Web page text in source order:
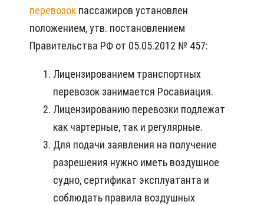
перевозок пассажиров установлен
положением, утв. постановлением
Правительства РФ от 05.05.2012 № 457:
Лицензированием транспортных
перевозок занимается Росавиация.
Лицензированию перевозки подлежат
как чартерные, так и регулярные.
Для подачи заявления на получение
разрешения нужно иметь воздушное
судно, сертификат эксплуатанта и
соблюдать правила воздушных